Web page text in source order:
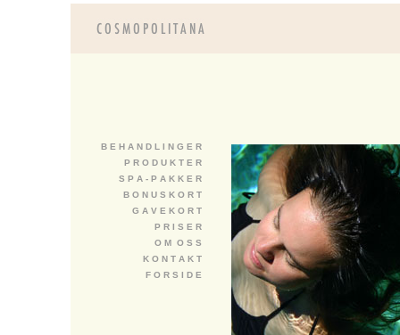
B E H A N D L I N G E R
P R O D U K T E R
S P A - P A K K E R
B O N U S K O R T
G A V E K O R T
P R I S E R
O M O S S
K O N T A K T
F O R S I D E